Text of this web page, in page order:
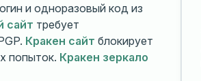
и одноразовый код из
сайт требует
Кракен сайт блокирует
попыток. Кракен зеркало